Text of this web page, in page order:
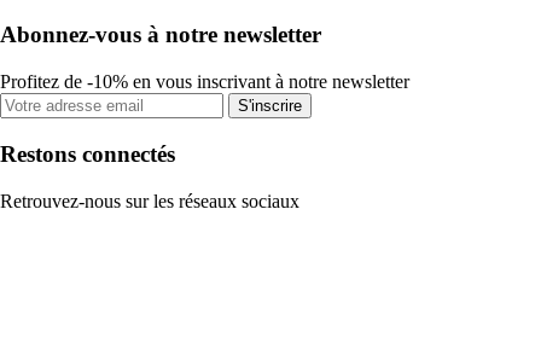
Abonnez-vous à notre newsletter
Profitez de -10% en vous inscrivant à notre newsletter
S'inscrire
Restons connectés
Retrouvez-nous sur les réseaux sociaux